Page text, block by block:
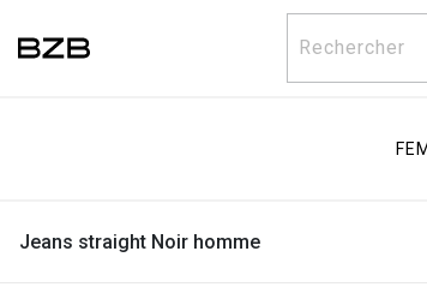
Rechercher
Jeans straight Noir homme